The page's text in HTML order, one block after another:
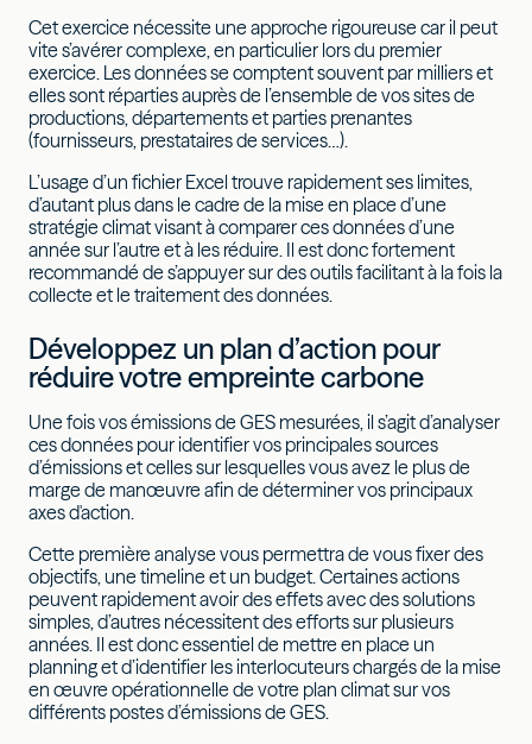
Cet exercice nécessite une approche rigoureuse car il peut
vite s’avérer complexe, en particulier lors du premier
exercice. Les données se comptent souvent par milliers et
elles sont réparties auprès de l’ensemble de vos sites de
productions, départements et parties prenantes
(fournisseurs, prestataires de services…).
L’usage d’un fichier Excel trouve rapidement ses limites,
d’autant plus dans le cadre de la mise en place d’une
stratégie climat visant à comparer ces données d’une
année sur l’autre et à les réduire. Il est donc fortement
recommandé de s’appuyer sur des outils facilitant à la fois la
collecte et le traitement des données.
Développez un plan d’action pour
réduire votre empreinte carbone
Une fois vos émissions de GES mesurées, il s’agit d’analyser
ces données pour identifier vos principales sources
d’émissions et celles sur lesquelles vous avez le plus de
marge de manœuvre afin de déterminer vos principaux
axes d'action.
Cette première analyse vous permettra de vous fixer des
objectifs, une timeline et un budget. Certaines actions
peuvent rapidement avoir des effets avec des solutions
simples, d’autres nécessitent des efforts sur plusieurs
années. Il est donc essentiel de mettre en place un
planning et d’identifier les interlocuteurs chargés de la mise
en œuvre opérationnelle de votre plan climat sur vos
différents postes d’émissions de GES.